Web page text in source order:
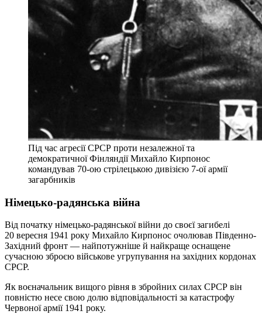
Під час агресії СРСР проти незалежної та
демократичної Фінляндії Михайло Кирпонос
командував 70-ою стрілецькою дивізією 7-ої армії
загарбників
Німецько-радянська війна
Від початку німецько-радянської війни до своєї загибелі
20 вересня 1941 року Михайло Кирпонос очолював Південно-
Західний фронт — найпотужніше й найкраще оснащене
сучасною зброєю військове угрупування на західних кордонах
СРСР.
Як воєначальник вищого рівня в збройних силах СРСР він
повністю несе свою долю відповідальності за катастрофу
Червоної армії 1941 року.